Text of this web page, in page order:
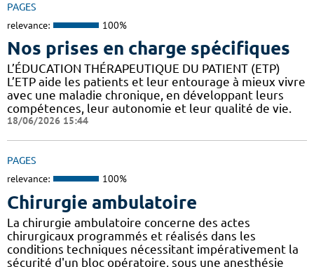
PAGES
relevance: 100%
Nos prises en charge spécifiques
L’ÉDUCATION THÉRAPEUTIQUE DU PATIENT (ETP)
L’ETP aide les patients et leur entourage à mieux vivre
avec une maladie chronique, en développant leurs
compétences, leur autonomie et leur qualité de vie.
18/06/2026 15:44
PAGES
relevance: 100%
Chirurgie ambulatoire
La chirurgie ambulatoire concerne des actes
chirurgicaux programmés et réalisés dans les
conditions techniques nécessitant impérativement la
sécurité d'un bloc opératoire, sous une anesthésie